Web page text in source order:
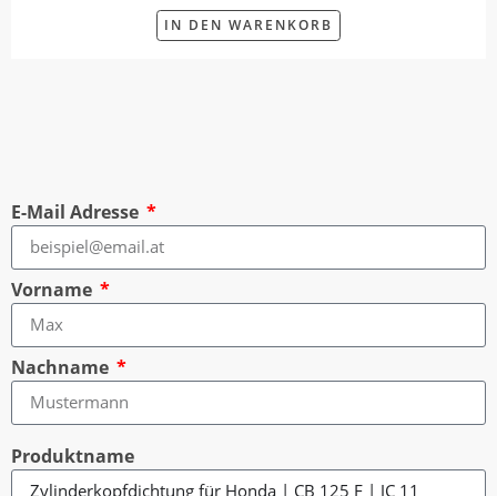
IN DEN WARENKORB
E-Mail Adresse
Vorname
Nachname
Produktname